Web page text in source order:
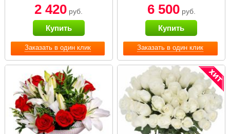
Заказать в один клик
2 420 руб.
Купить
Заказать в один клик
6 500руб.
Купить